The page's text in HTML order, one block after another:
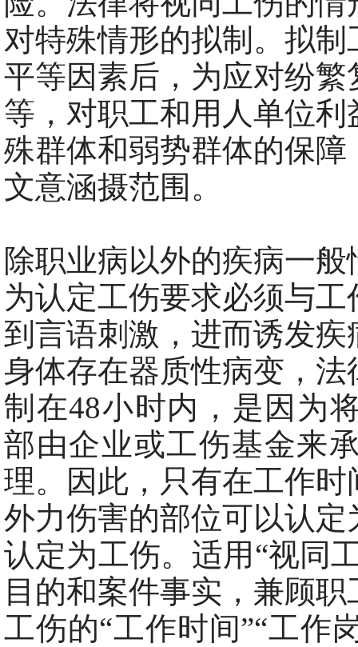
对特殊情形的拟制。拟
平等因素后，为应对纷
等，对职工和用人单位
殊群体和弱势群体的保
文意涵摄范围。
除职业病以外的疾病一
为认定工伤要求必须与
到言语刺激，进而诱发
身体存在器质性病变，
制在48小时内，是因为
部由企业或工伤基金来
理。因此，只有在工作
外力伤害的部位可以认
认定为工伤。适用“视同
目的和案件事实，兼顾
工伤的“工作时间”“工作